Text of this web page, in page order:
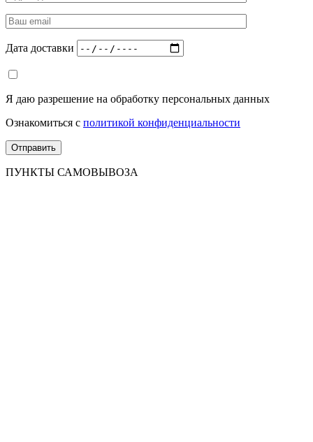
Дата доставки
Я даю разрешение на обработку персональных данных
Ознакомиться с политикой конфиденциальности
ПУНКТЫ САМОВЫВОЗА